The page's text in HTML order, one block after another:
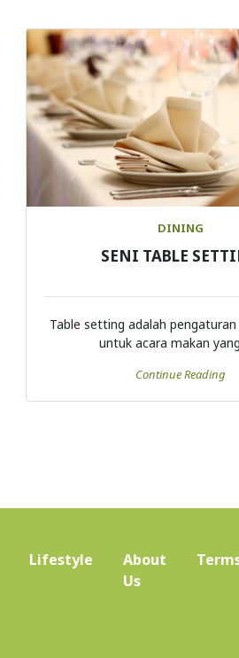
DINING
SENI TABLE
Table setting adalah
untuk acara makan
Continue Reading
Lifestyle
About
Us(current)